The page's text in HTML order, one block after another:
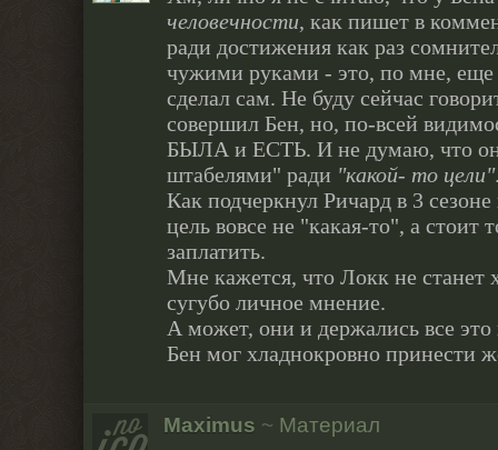
человечности, как пишет в
ради достижения как раз
чужими руками - это, по мне, еще
сделал сам. Не буду сейчас
совершил Бен, но, по-всей
БЫЛА и ЕСТЬ. И не думаю, что он
штабелями" ради "какой- то цели"
Как подчеркнул Ричард в 3
цель вовсе не "какая-то", а стоит
заплатить.
Мне кажется, что Локк не
сугубо личное мнение.
А может, они и держались все это
Бен мог хладнокровно принести
Maximus ~ Материал